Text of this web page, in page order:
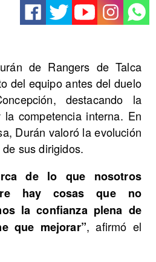
de Rangers de Talca
del equipo antes del duelo
destacando la
competencia interna. En
Durán valoró la evolución
sus dirigidos.
de lo que nosotros
hay cosas que no
la confianza plena de
que mejorar”, afirmó el